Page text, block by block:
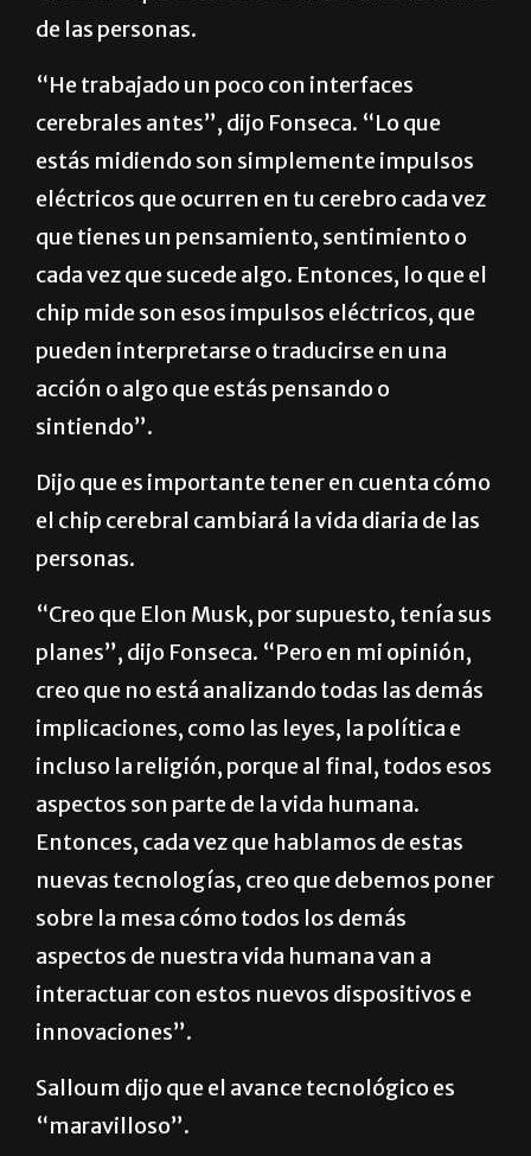
de las personas.
“He trabajado un poco con interfaces
cerebrales antes”, dijo Fonseca. “Lo que
estás midiendo son simplemente impulsos
eléctricos que ocurren en tu cerebro cada vez
que tienes un pensamiento, sentimiento o
cada vez que sucede algo. Entonces, lo que el
chip mide son esos impulsos eléctricos, que
pueden interpretarse o traducirse en una
acción o algo que estás pensando o
sintiendo”.
Dijo que es importante tener en cuenta cómo
el chip cerebral cambiará la vida diaria de las
personas.
“Creo que Elon Musk, por supuesto, tenía sus
planes”, dijo Fonseca. “Pero en mi opinión,
creo que no está analizando todas las demás
implicaciones, como las leyes, la política e
incluso la religión, porque al final, todos esos
aspectos son parte de la vida humana.
Entonces, cada vez que hablamos de estas
nuevas tecnologías, creo que debemos poner
sobre la mesa cómo todos los demás
aspectos de nuestra vida humana van a
interactuar con estos nuevos dispositivos e
innovaciones”.
Salloum dijo que el avance tecnológico es
“maravilloso”.